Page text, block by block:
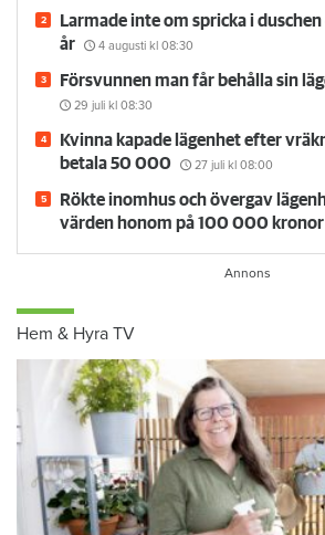
Larmade inte om spricka i
år
4 augusti kl 08:30
Försvunnen man får behålla sin
29 juli kl 08:30
Kvinna kapade lägenhet efter
betala 50 000
27 juli kl 08:00
Rökte inomhus och övergav
värden honom på 100 000 kronor
Hem & Hyra TV